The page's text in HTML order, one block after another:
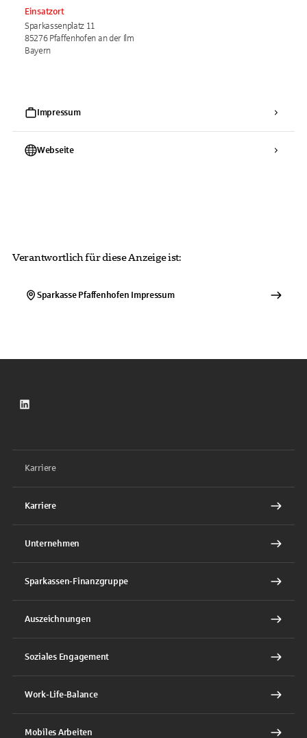
Einsatzort
Sparkassenplatz 11
85276 Pfaffenhofen an der Ilm
Bayern
Impressum
Webseite
Verantwortlich für diese Anzeige ist:
Sparkasse Pfaffenhofen Impressum
LinkedIn
Karriere
Karriere
Unternehmen
Sparkassen-Finanzgruppe
Auszeichnungen
Soziales Engagement
Work-Life-Balance
Mobiles Arbeiten